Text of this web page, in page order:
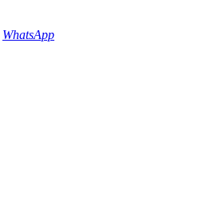
WhatsApp